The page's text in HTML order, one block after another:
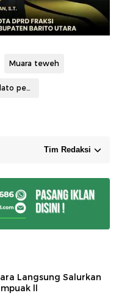
Muara teweh
Serahkan pidato pengantar
Tim Redaksi
Langsung Salurkan
ll